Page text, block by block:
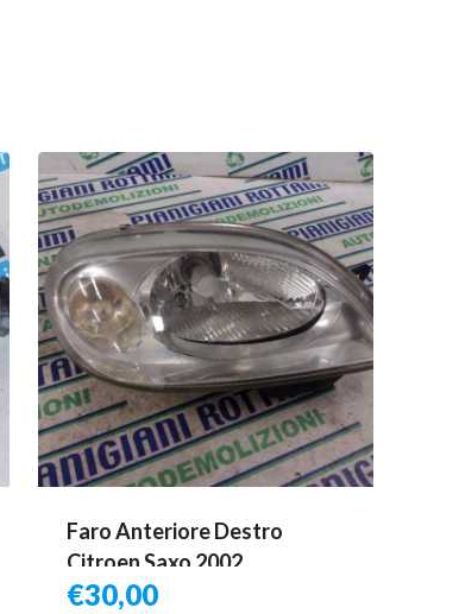
Faro Anteriore Destro
Citroen Saxo 2002
€30,00